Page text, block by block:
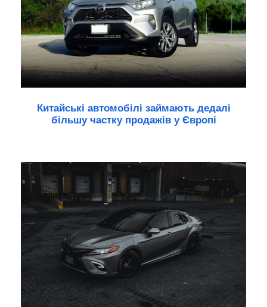
Китайські автомобілі займають дедалі
більшу частку продажів у Європі